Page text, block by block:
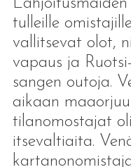
tulleille
vallitsevat olot,
vapaus ja
sangen outoja.
aikaan
tilanomostajat
itsevaltiaita.